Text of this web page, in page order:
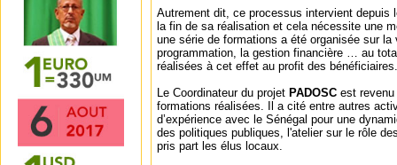
Autrement dit, ce processus intervient depuis
la fin de sa réalisation et cela nécessite une
une série de formations a été organisée sur
programmation, la gestion financière … au
réalisées à cet effet au profit des bénéficiaires.
Le Coordinateur du projet PADOSC est
formations réalisées. Il a cité entre autres
d’expérience avec le Sénégal pour une
des politiques publiques, l'atelier sur le rôle
pris part les élus locaux.